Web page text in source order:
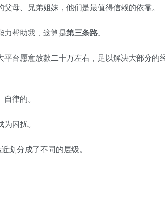
母、兄弟姐妹，他们是最值得信赖的依靠。
力帮助我，这算是第三条路。
平台愿意放款二十万左右，足以解决大部分的
律的。
困扰。
划分成了不同的层级。